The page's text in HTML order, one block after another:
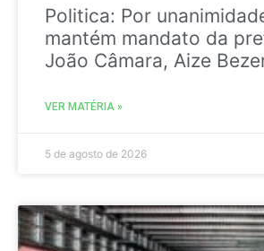
Politica: Por
mantém mandato da
João Câmara, Aize
VER MATÉRIA »
5 de agosto de 2026